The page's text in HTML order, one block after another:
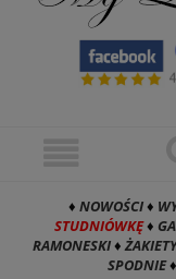
♦ NOWOŚCI♦
STUDNIÓWKĘ♦
RAMONESKI♦ŻAKIETY
SPODNIE♦